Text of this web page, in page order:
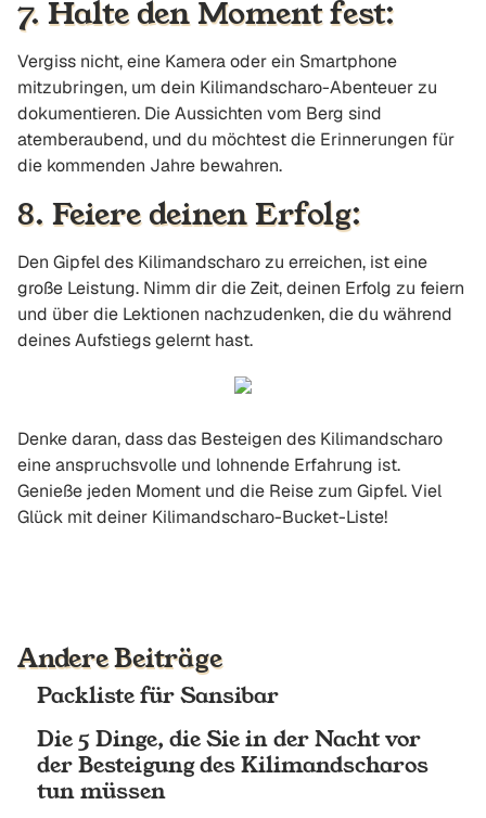
7. Halte den Moment fest:
Vergiss nicht, eine Kamera oder ein Smartphone
mitzubringen, um dein Kilimandscharo-Abenteuer zu
dokumentieren. Die Aussichten vom Berg sind
atemberaubend, und du möchtest die Erinnerungen für
die kommenden Jahre bewahren.
8. Feiere deinen Erfolg:
Den Gipfel des Kilimandscharo zu erreichen, ist eine
große Leistung. Nimm dir die Zeit, deinen Erfolg zu feiern
und über die Lektionen nachzudenken, die du während
deines Aufstiegs gelernt hast.
Denke daran, dass das Besteigen des Kilimandscharo
eine anspruchsvolle und lohnende Erfahrung ist.
Genieße jeden Moment und die Reise zum Gipfel. Viel
Glück mit deiner Kilimandscharo-Bucket-Liste!
Andere Beiträge
Packliste für Sansibar
Die 5 Dinge, die Sie in der Nacht vor
der Besteigung des Kilimandscharos
tun müssen